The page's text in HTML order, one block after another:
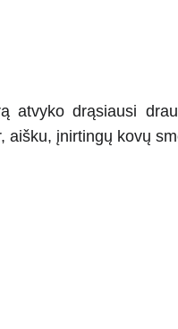
atvyko drąsiausi
aišku, įnirtingų kovų